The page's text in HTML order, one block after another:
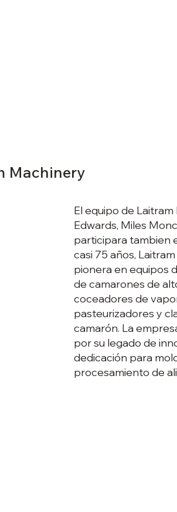
Machinery
El equipo de
Edwards, Miles
participara tambien
casi 75 años,
pionera en equipos
de camarones de
coceadores de
pasteurizadores y
camarón. La
por su legado de
dedicación para
procesamiento de